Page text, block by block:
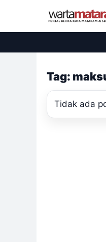
content
Tag:
Tidak ada